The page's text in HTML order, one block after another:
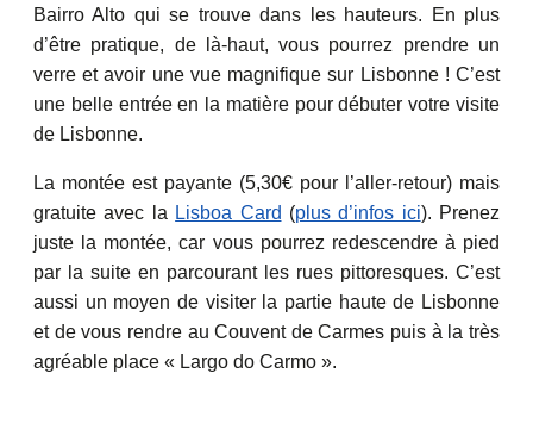
Bairro Alto qui se trouve dans les hauteurs. En plus
d’être pratique, de là-haut, vous pourrez prendre un
verre et avoir une vue magnifique sur Lisbonne ! C’est
une belle entrée en la matière pour débuter votre visite
de Lisbonne.
La montée est payante (5,30€ pour l’aller-retour) mais
gratuite avec la Lisboa Card (plus d’infos ici). Prenez
juste la montée, car vous pourrez redescendre à pied
par la suite en parcourant les rues pittoresques. C’est
aussi un moyen de visiter la partie haute de Lisbonne
et de vous rendre au Couvent de Carmes puis à la très
agréable place « Largo do Carmo ».